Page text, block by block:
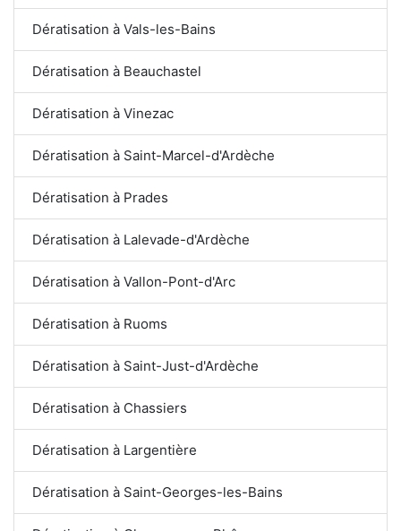
Dératisation à Vals-les-Bains
Dératisation à Beauchastel
Dératisation à Vinezac
Dératisation à Saint-Marcel-d'Ardèche
Dératisation à Prades
Dératisation à Lalevade-d'Ardèche
Dératisation à Vallon-Pont-d'Arc
Dératisation à Ruoms
Dératisation à Saint-Just-d'Ardèche
Dératisation à Chassiers
Dératisation à Largentière
Dératisation à Saint-Georges-les-Bains